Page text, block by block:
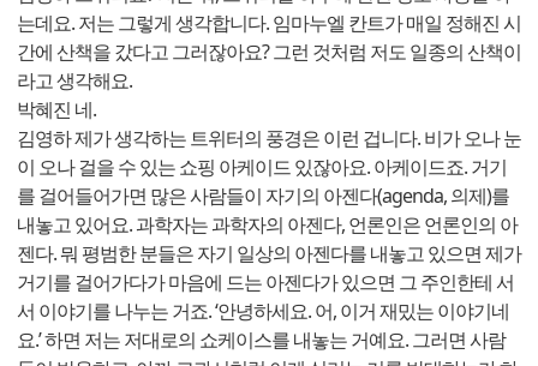
는데요. 저는 그렇게 생각합니다. 임마누엘 칸트가 매일 정해진 시
간에 산책을 갔다고 그러잖아요? 그런 것처럼 저도 일종의 산책이
라고 생각해요.
박혜진 네.
김영하 제가 생각하는 트위터의 풍경은 이런 겁니다. 비가 오나 눈
이 오나 걸을 수 있는 쇼핑 아케이드 있잖아요. 아케이드죠. 거기
를 걸어들어가면 많은 사람들이 자기의 아젠다(agenda, 의제)를
내놓고 있어요. 과학자는 과학자의 아젠다, 언론인은 언론인의 아
젠다. 뭐 평범한 분들은 자기 일상의 아젠다를 내놓고 있으면 제가
거기를 걸어가다가 마음에 드는 아젠다가 있으면 그 주인한테 서
서 이야기를 나누는 거죠. ‘안녕하세요. 어, 이거 재밌는 이야기네
요.’ 하면 저는 저대로의 쇼케이스를 내놓는 거예요. 그러면 사람